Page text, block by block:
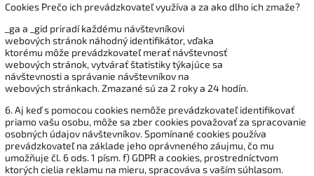
Cookies Prečo ich prevádzkovateľ využíva a za ako dlho ich zmaže?
_ga a _gid priradí každému návštevníkovi
webových stránok náhodný identifikátor, vďaka
ktorému môže prevádzkovateľ merať návštevnosť
webových stránok, vytvárať štatistiky týkajúce sa
návštevnosti a správanie návštevníkov na
webových stránkach. Zmazané sú za 2 roky a 24 hodín.
6. Aj keď s pomocou cookies nemôže prevádzkovateľ identifikovať
priamo vašu osobu, môže sa zber cookies považovať za spracovanie
osobných údajov návštevníkov. Spomínané cookies používa
prevádzkovateľ na základe jeho oprávneného záujmu, čo mu
umožňuje čl. 6 ods. 1 písm. f) GDPR a cookies, prostredníctvom
ktorých cielia reklamu na mieru, spracováva s vaším súhlasom.